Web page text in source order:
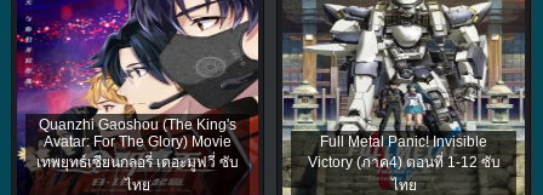
Quanzhi Gaoshou (The King's
Avatar: For The Glory) Movie
เทพยุทธ์เซียนกลอรี่ เดอะมูฟวี่ ซับ
ไทย
Full Metal Panic! Invisible
Victory (ภาค4) ตอนที่ 1-12 ซับ
ไทย